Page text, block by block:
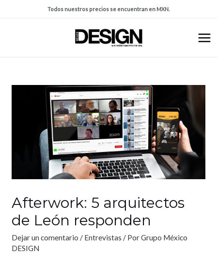
Todos nuestros precios se encuentran en MXN.
Afterwork: 5 arquitectos
de León responden
Dejar un comentario / Entrevistas / PorGrupo México
DESIGN